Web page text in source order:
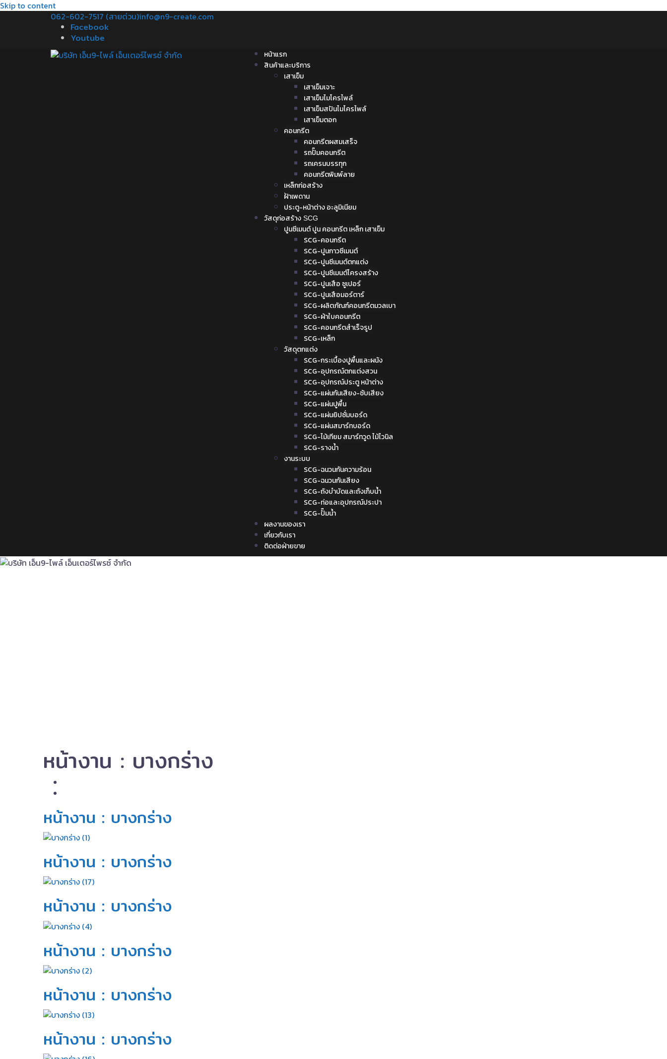
Skip to content
062-602-7517 (สายด่วน)info@n9-create.com
Facebook
Youtube
หน้าแรก
สินค้าและบริการ
เสาเข็ม
เสาเข็มเจาะ
เสาเข็มไมโครไพล์
เสาเข็มสปันไมโครไพล์
เสาเข็มตอก
คอนกรีต
คอนกรีตผสมเสร็จ
รถปั๊มคอนกรีต
รถเครนบรรทุก
คอนกรีตพิมพ์ลาย
เหล็กก่อสร้าง
ฝ้าเพดาน
ประตู-หน้าต่าง อะลูมิเนียม
วัสดุก่อสร้าง SCG
ปูนซีเมนต์ ปูน คอนกรีต เหล็ก เสาเข็ม
SCG-คอนกรีต
SCG-ปูนกาวซีเมนต์
SCG-ปูนซีเมนต์ตกแต่ง
SCG-ปูนซีเมนต์โครงสร้าง
SCG-ปูนเสือ ซูเปอร์
SCG-ปูนเสือมอร์ตาร์
SCG-ผลิตภัณฑ์คอนกรีตมวลเบา
SCG-ผ้าใบคอนกรีต
SCG-คอนกรีตสำเร็จรูป
SCG-เหล็ก
วัสดุตกแต่ง
SCG-กระเบื้องปูพื้นและผนัง
SCG-อุปกรณ์ตกแต่งสวน
SCG-อุปกรณ์ประตู หน้าต่าง
SCG-แผ่นกันเสียง-ซับเสียง
SCG-แผ่นปูพื้น
SCG-แผ่นยิปซั่มบอร์ด
SCG-แผ่นสมาร์ทบอร์ด
SCG-ไม้เทียม สมาร์ทวูด ไม้ไวนิล
SCG-รางน้ำ
งานระบบ
SCG-ฉนวนกันความร้อน
SCG-ฉนวนกันเสียง
SCG-ถังบำบัดและถังเก็บน้ำ
SCG-ท่อและอุปกรณ์ประปา
SCG-ปั๊มน้ำ
ผลงานของเรา
เกี่ยวกับเรา
ติดต่อฝ่ายขาย
หน้างาน : บางกร่าง
หน้างาน : บางกร่าง​
หน้างาน : บางกร่าง​
หน้างาน : บางกร่าง​
หน้างาน : บางกร่าง​
หน้างาน : บางกร่าง​
หน้างาน : บางกร่าง​